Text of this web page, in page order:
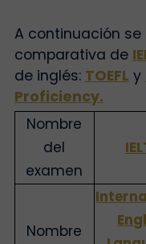
A continuación
comparativa de
de inglés: TOEFL y
Proficiency.
Nombre
del
examen
Nombre